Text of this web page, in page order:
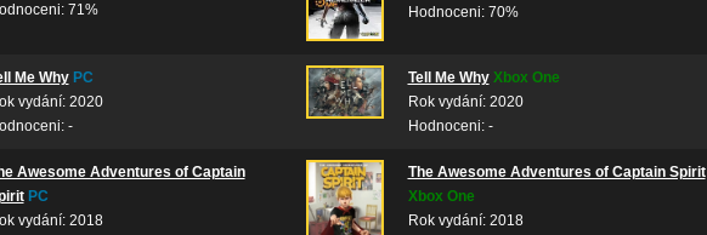
71%
Hodnoceni: 70%
Me Why PC
vydání: 2020
-
Tell Me Why Xbox One
Rok vydání: 2020
Hodnoceni: -
Awesome Adventures of Captain
PC
vydání: 2018
The Awesome Adventures of Captain Spirit
Xbox One
Rok vydání: 2018